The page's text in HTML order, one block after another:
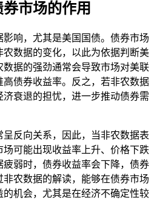
市场的作用
响，尤其是美国国债。债券市场
数据的变化，以此为依据判断美
据的强劲通常会导致市场对美联
债券收益率。反之，若非农数据
衰退的担忧，进一步推动债券需
反向关系，因此，当非农数据表
可能出现收益率上升、价格下跌
弱时，债券收益率会下降，债券
农数据的解读，能够在债券市场
机会，尤其是在经济不确定性较